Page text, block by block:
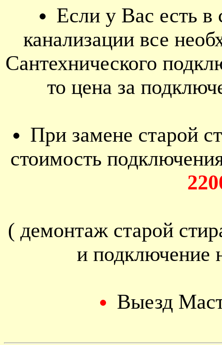
Если у Вас есть в
канализации все
Сантехнического
то цена за
При замене старой
стоимость
( демонтаж старой
и подключение
Выезд